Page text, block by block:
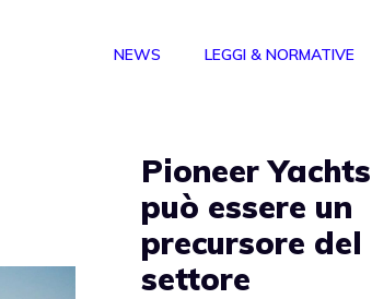
NEWS LEGGI & NORMATIVE
Pioneer Yachts
può essere un
precursore del
settore